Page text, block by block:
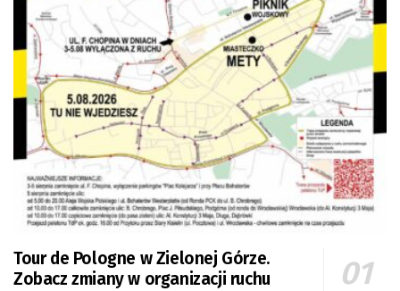
Tour de Pologne w Zielonej Górze.
Zobacz zmiany w organizacji ruchu